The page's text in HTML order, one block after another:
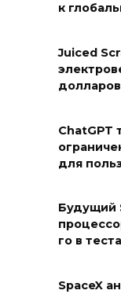
к
Juiced
ChatGPT
для
Будущий
го в
SpaceX